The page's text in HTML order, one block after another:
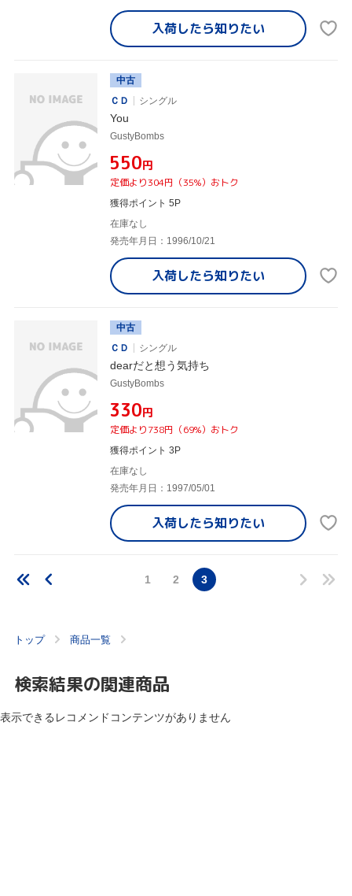
入荷したら知りたい
中古
ＣＤ
シングル
You
GustyBombs
¥550円
定価より304円（35%）おトク
獲得ポイント 5P
在庫なし
発売年月日：1996/10/21
入荷したら知りたい
中古
ＣＤ
シングル
dearだと想う気持ち
GustyBombs
¥330円
定価より738円（69%）おトク
獲得ポイント 3P
在庫なし
発売年月日：1997/05/01
入荷したら知りたい
1 2 3
トップ 商品一覧
検索結果の関連商品
表示できるレコメンドコンテンツがありません